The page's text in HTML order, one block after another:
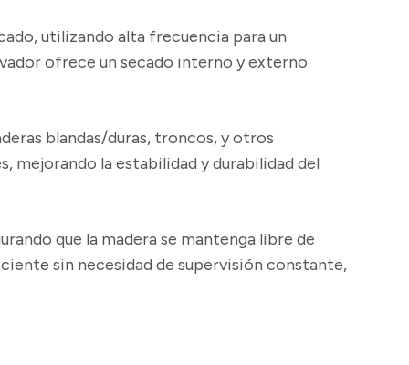
utilizando alta frecuencia para un
ofrece un secado interno y externo
blandas/duras, troncos, y otros
mejorando la estabilidad y durabilidad del
que la madera se mantenga libre de
sin necesidad de supervisión constante,